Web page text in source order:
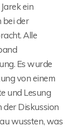
ein
bei der
Alle
Es wurde
von einem
und Lesung
der Diskussion
wussten, was